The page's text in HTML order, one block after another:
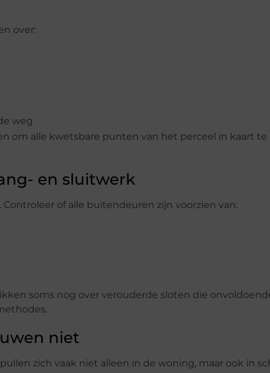
over:
weg
om alle kwetsbare punten van het perceel in kaart te
en sluitwerk
of alle buitendeuren zijn voorzien van:
soms nog over verouderde sloten die
niet
zich vaak niet alleen in de woning, maar ook in